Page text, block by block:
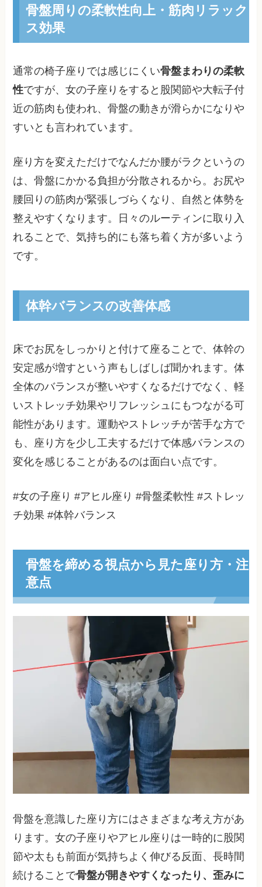
骨盤周りの柔軟性向上・筋肉リラック
ス効果
通常の椅子座りでは感じにくい骨盤まわりの柔軟
性ですが、女の子座りをすると股関節や大転子付
近の筋肉も使われ、骨盤の動きが滑らかになりや
すいとも言われています。
座り方を変えただけでなんだか腰がラクというの
は、骨盤にかかる負担が分散されるから。お尻や
腰回りの筋肉が緊張しづらくなり、自然と体勢を
整えやすくなります。日々のルーティンに取り入
れることで、気持ち的にも落ち着く方が多いよう
です。
体幹バランスの改善体感
床でお尻をしっかりと付けて座ることで、体幹の
安定感が増すという声もしばしば聞かれます。体
全体のバランスが整いやすくなるだけでなく、軽
いストレッチ効果やリフレッシュにもつながる可
能性があります。運動やストレッチが苦手な方で
も、座り方を少し工夫するだけで体感バランスの
変化を感じることがあるのは面白い点です。
#女の子座り #アヒル座り #骨盤柔軟性 #ストレッ
チ効果 #体幹バランス
骨盤を締める視点から見た座り方・注
意点
骨盤を意識した座り方にはさまざまな考え方があ
ります。女の子座りやアヒル座りは一時的に股関
節や太もも前面が気持ちよく伸びる反面、長時間
続けることで骨盤が開きやすくなったり、歪みに